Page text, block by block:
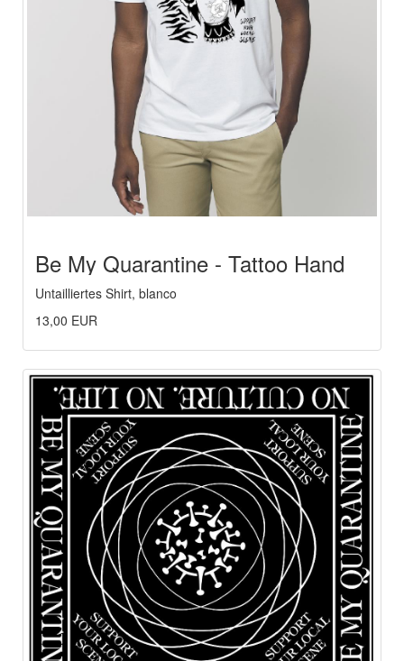
Be My Quarantine - Tattoo Hand
Untailliertes Shirt, blanco
13,00 EUR